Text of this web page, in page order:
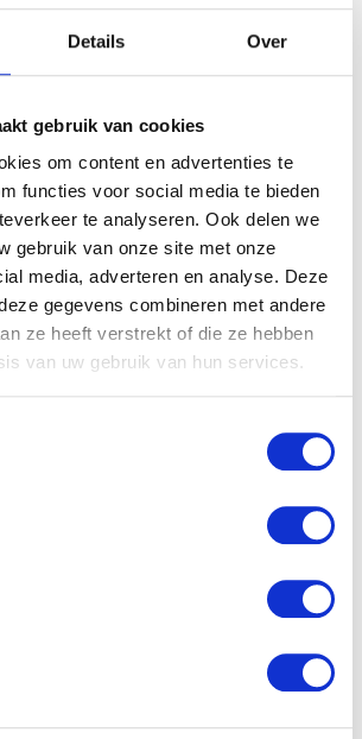
Details Over
gebruik van cookies
om content en advertenties te
functies voor social media te bieden
te analyseren. Ook delen we
gebruik van onze site met onze
media, adverteren en analyse. Deze
gegevens combineren met andere
ze heeft verstrekt of die ze hebben
van uw gebruik van hun services.